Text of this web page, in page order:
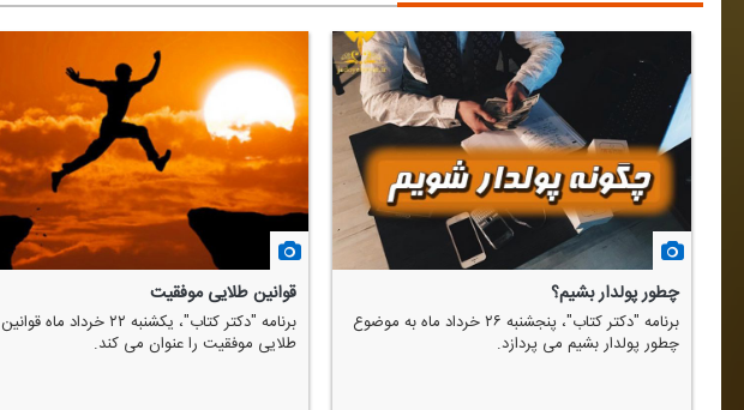
چطور پولدار بشیم؟
برنامه "دكتر كتاب"، پنجشنبه ۲۶ خرداد ماه به موضوع
چطور پولدار بشیم می پردازد.
قوانین طلایی موفقیت
برنامه "دكتر كتاب"، یكشنبه ۲۲ خرداد ماه قوانین
طلایی موفقیت را عنوان می كند.